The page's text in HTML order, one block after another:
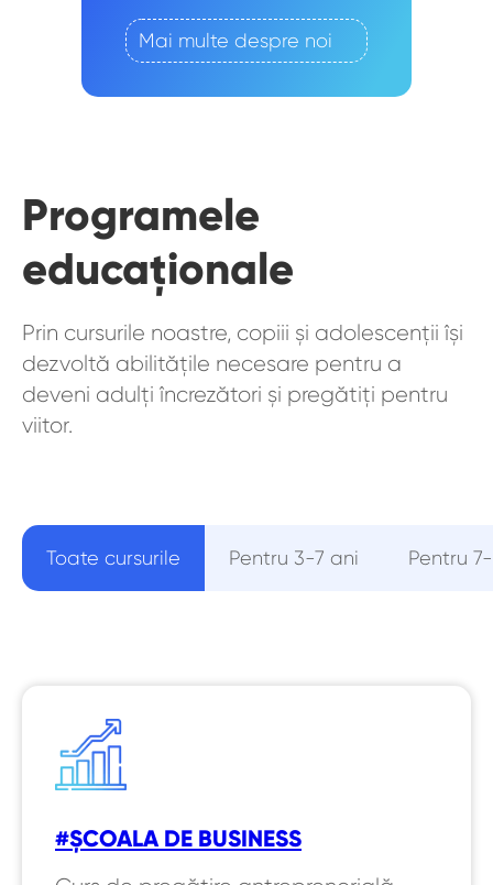
Mai multe despre noi
Programele
educaționale
Prin cursurile noastre, copiii și adolescenții își
dezvoltă abilitățile necesare pentru a
deveni adulți încrezători și pregătiți pentru
viitor.
Toate cursurile Pentru 3-7 ani Pentru
#ȘCOALA DE BUSINESS